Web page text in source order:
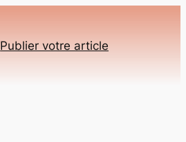
Publier votre article